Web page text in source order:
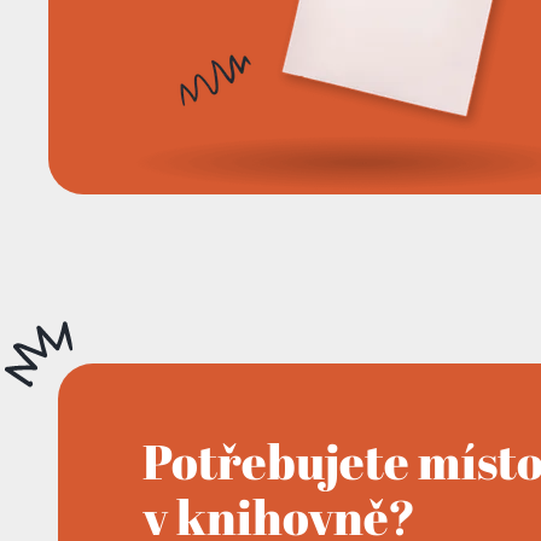
Potřebujete
v knihovně?